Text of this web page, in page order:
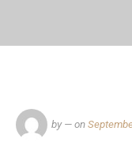
by — on